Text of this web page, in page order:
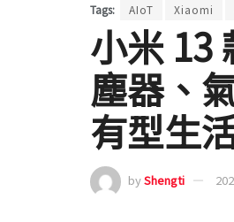
Tags: AIoT Xiaomi
小米 13
塵器、
有型生
byShengti